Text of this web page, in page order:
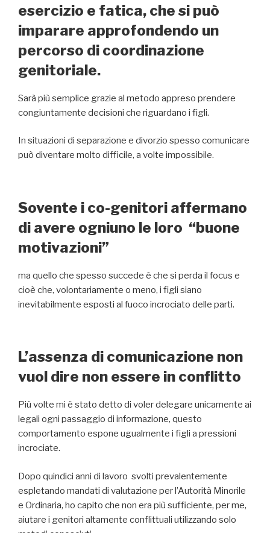
esercizio e fatica, che si può
imparare approfondendo un
percorso di coordinazione
genitoriale.
Sarà più semplice grazie al metodo appreso prendere
congiuntamente decisioni che riguardano i figli.
In situazioni di separazione e divorzio spesso comunicare
può diventare molto difficile, a volte impossibile.
Sovente i co-genitori affermano
di avere ogniuno le loro “buone
motivazioni”
ma quello che spesso succede è che si perda il focus e
cioè che, volontariamente o meno, i figli siano
inevitabilmente esposti al fuoco incrociato delle parti.
L’assenza di comunicazione non
vuol dire non essere in conflitto
Più volte mi è stato detto di voler delegare unicamente ai
legali ogni passaggio di informazione, questo
comportamento espone ugualmente i figli a pressioni
incrociate.
Dopo quindici anni di lavoro svolti prevalentemente
espletando mandati di valutazione per l’Autorità Minorile
e Ordinaria, ho capito che non era più sufficiente, per me,
aiutare i genitori altamente conflittuali utilizzando solo